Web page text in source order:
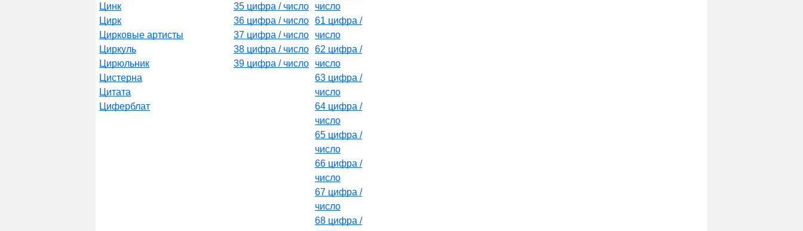
Цинк
Цирк
Цирковые артисты
Циркуль
Цирюльник
Цистерна
Цитата
Циферблат
35 цифра / число
36 цифра / число
37 цифра / число
38 цифра / число
39 цифра / число
число
61 цифра /
число
62 цифра /
число
63 цифра /
число
64 цифра /
число
65 цифра /
число
66 цифра /
число
67 цифра /
число
68 цифра /